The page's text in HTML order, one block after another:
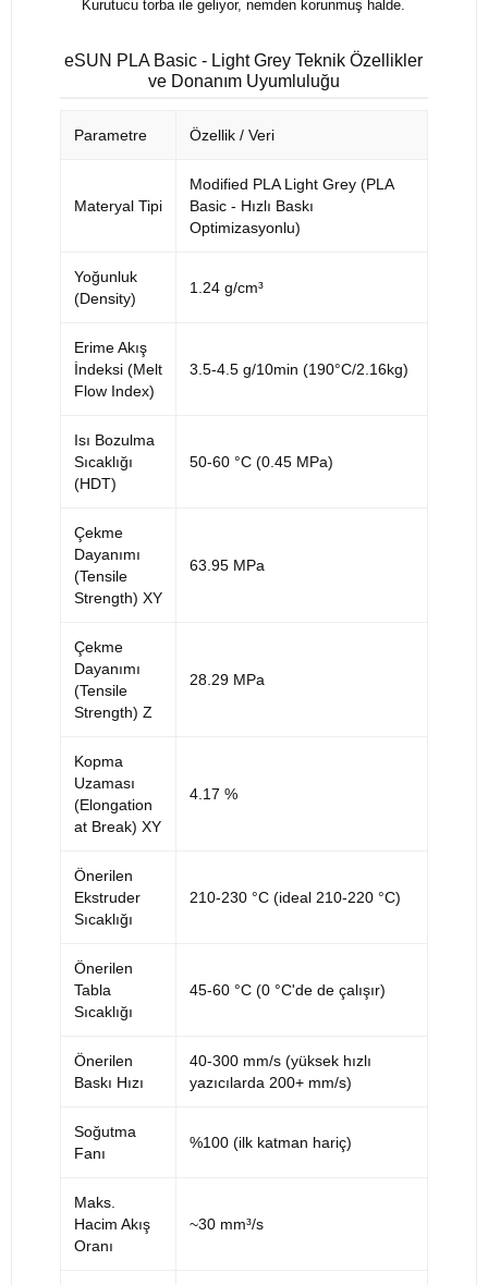
Kurutucu torba ile geliyor, nemden korunmuş halde.
eSUN PLA Basic - Light Grey Teknik Özellikler
ve Donanım Uyumluluğu
Parametre Özellik / Veri
Materyal Tipi
Modified PLA Light Grey (PLA
Basic - Hızlı Baskı
Optimizasyonlu)
Yoğunluk
(Density)
1.24 g/cm³
Erime Akış
İndeksi (Melt
Flow Index)
3.5-4.5 g/10min (190°C/2.16kg)
Isı Bozulma
Sıcaklığı
(HDT)
50-60 °C (0.45 MPa)
Çekme
Dayanımı
(Tensile
Strength) XY
63.95 MPa
Çekme
Dayanımı
(Tensile
Strength) Z
28.29 MPa
Kopma
Uzaması
(Elongation
at Break) XY
4.17 %
Önerilen
Ekstruder
Sıcaklığı
210-230 °C (ideal 210-220 °C)
Önerilen
Tabla
Sıcaklığı
45-60 °C (0 °C'de de çalışır)
Önerilen
Baskı Hızı
40-300 mm/s (yüksek hızlı
yazıcılarda 200+ mm/s)
Soğutma
Fanı
%100 (ilk katman hariç)
Maks.
Hacim Akış
Oranı
~30 mm³/s